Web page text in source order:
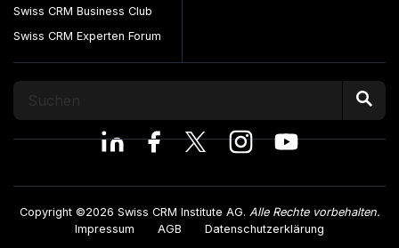
Swiss CRM Business Club
Swiss CRM Experten Forum
Copyright ©2026 Swiss CRM Institute AG. Alle Rechte vorbehalten.
Impressum
AGB Datenschutzerklärung